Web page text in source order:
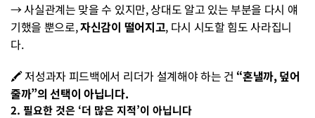
→ 사실관계는 맞을 수 있지만, 상대도 알고 있는 부분을 다시 얘
기했을 뿐으로, 자신감이 떨어지고, 다시 시도할 힘도 사라집니
다.
🖍️ 저성과자 피드백에서 리더가 설계해야 하는 건 “혼낼까, 덮어
줄까”의 선택이 아닙니다.
2. 필요한 것은 ‘더 많은 지적’이 아닙니다